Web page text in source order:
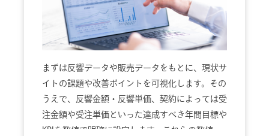
まずは反響データや販売データをもとに、現状サ
イトの課題や改善ポイントを可視化します。その
うえで、反響金額・反響単価、契約によっては受
注金額や受注単価といった達成すべき年間目標や
KPIを数値で明確に設定します。これらの数値